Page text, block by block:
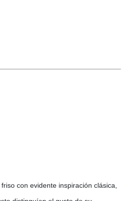
con evidente inspiración clásica,